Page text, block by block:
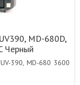
MD-680D,
Черный
390, MD-680 3600